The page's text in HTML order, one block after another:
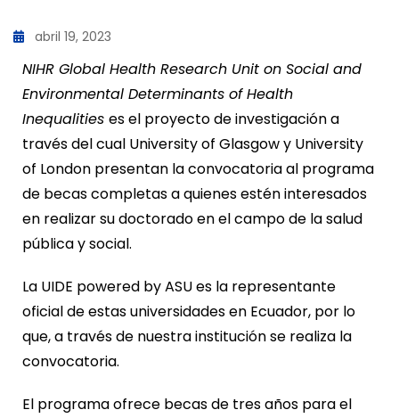
abril 19, 2023
NIHR Global Health Research Unit on Social and
Environmental Determinants of Health
Inequalities es el proyecto de investigación a
través del cual University of Glasgow y University
of London presentan la convocatoria al programa
de becas completas a quienes estén interesados
en realizar su doctorado en el campo de la salud
pública y social.
La UIDE powered by ASU es la representante
oficial de estas universidades en Ecuador, por lo
que, a través de nuestra institución se realiza la
convocatoria.
El programa ofrece becas de tres años para el